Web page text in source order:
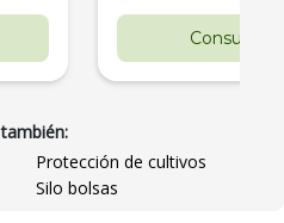
Consultar
Protección de cultivos
Silo bolsas